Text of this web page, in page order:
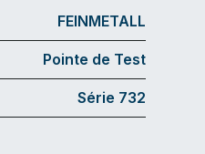
FEINMETALL
Pointe de Test
Série 732